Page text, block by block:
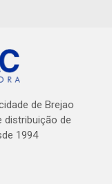
de Brejao
distribuição de
1994